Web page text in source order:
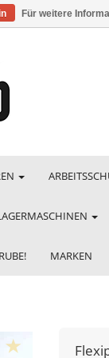
MARKEN
Für weitere